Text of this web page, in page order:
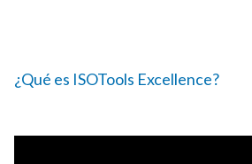
¿Qué es ISOTools Excellence?